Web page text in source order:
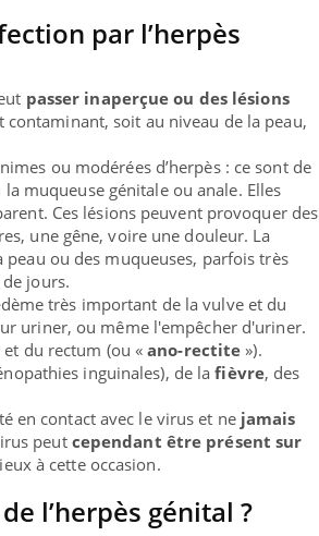
par l’herpès
passer inaperçue ou des lésions
soit au niveau de la peau,
ou modérées d’herpès : ce sont de
muqueuse génitale ou anale. Elles
Ces lésions peuvent provoquer des
une gêne, voire une douleur. La
peau ou des muqueuses, parfois très
jours.
très important de la vulve et du
uriner, ou même l'empêcher d'uriner.
et du rectum (ou «ano-rectite»).
inguinales), de lafièvre, des
en contact avec le virus et ne jamais
peutcependant être présent sur
à cette occasion.
l’herpès génital ?